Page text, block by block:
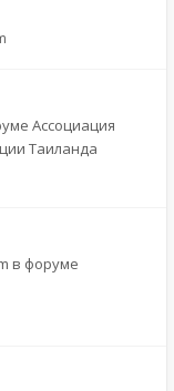
Ассоциация
Таиланда
в форуме